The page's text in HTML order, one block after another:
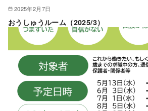
2025年2月7日
おうしゅうルーム（2025/3）